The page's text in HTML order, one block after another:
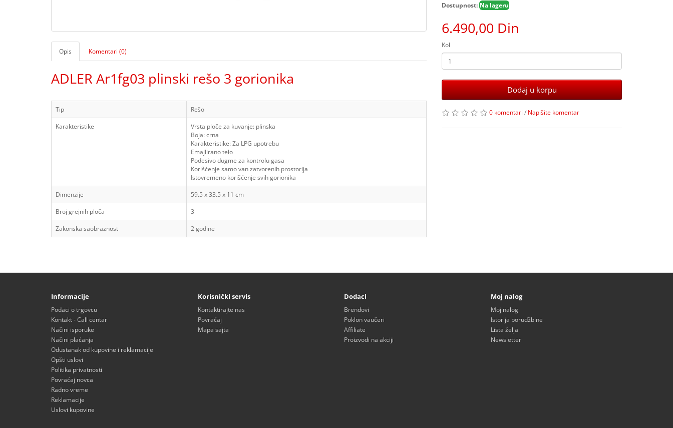
Opis Komentari (0)
ADLER Ar1fg03 plinski rešo 3 gorionika
Tip
Rešo
Karakteristike
Vrsta ploče za kuvanje: plinska
Boja:crna
Karakteristike:Za LPG upotrebu
Emajlirano telo
Podesivo dugme za kontrolu gasa
Korišćenje samo van zatvorenih prostorija
Istovremeno korišćenje svih gorionika
Dimenzije
59.5 x 33.5 x 11 cm
Broj grejnih ploča
3
Zakonska saobraznost
2 godine
Dostupnost: Na lageru
6.490,00 Din
Kol
Dodaj u korpu
0 komentari / Napišite komentar
Informacije
Podaci o trgovcu
Kontakt - Call centar
Načini isporuke
Načini plaćanja
Odustanak od kupovine i reklamacije
Opšti uslovi
Politika privatnosti
Povraćaj novca
Radno vreme
Reklamacije
Uslovi kupovine
Korisnički servis
Kontaktirajte nas
Povraćaj
Mapa sajta
Dodaci
Brendovi
Poklon vaučeri
Affiliate
Proizvodi na akciji
Moj nalog
Moj nalog
Istorija porudžbine
Lista želja
Newsletter